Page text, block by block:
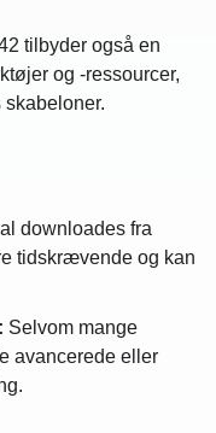
tilbyder også en
og -ressourcer,
downloades fra
tidskrævende og kan
Selvom mange
avancerede eller